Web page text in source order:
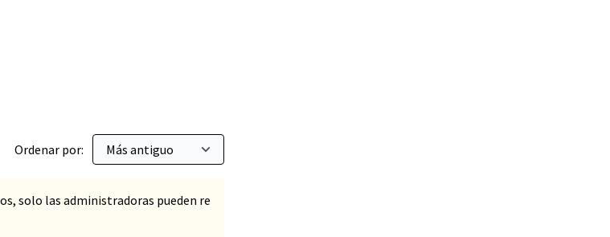
Ordenar por:
solo las administradoras pueden re